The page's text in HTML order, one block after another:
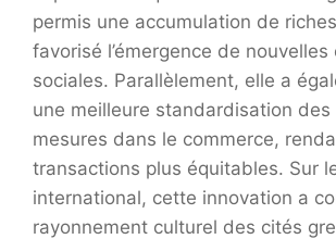
permis une accumulation de
favorisé l’émergence de nouvelles
sociales. Parallèlement, elle a
une meilleure standardisation
mesures dans le commerce,
transactions plus équitables. Sur
international, cette innovation a
rayonnement culturel des cités